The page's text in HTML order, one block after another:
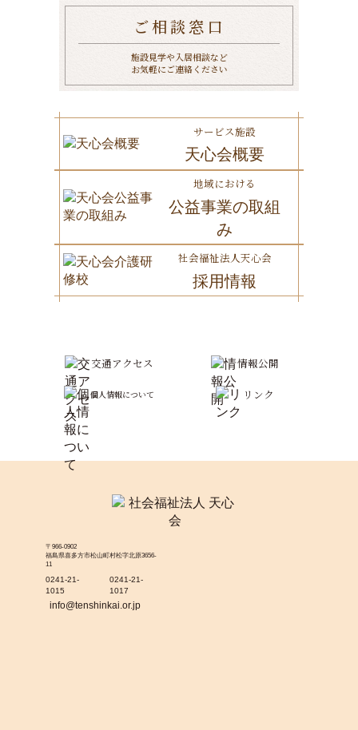
ご相談窓口
施設見学や入居相談など
お気軽にご連絡ください
サービス施設
天心会概要
地域における
公益事業の取組
み
社会福祉法人天心会
採用情報
交通アクセス 情報公開
個人情報について リンク
〒966-0902
福島県喜多方市松山町村松字北原3656-
11
0241-21-
1015
0241-21-
1017
info@tenshinkai.or.jp